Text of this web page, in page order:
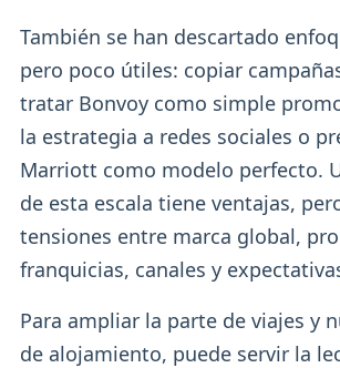
También se han descartado
pero poco útiles: copiar
tratar Bonvoy como simple
la estrategia a redes sociales o
Marriott como modelo perfecto.
de esta escala tiene ventajas,
tensiones entre marca global,
franquicias, canales y
Para ampliar la parte de viajes y
de alojamiento, puede servir la